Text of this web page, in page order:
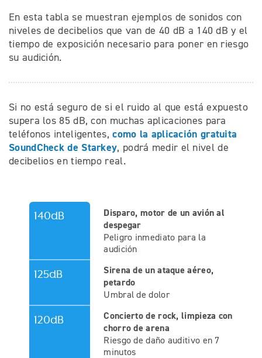
En esta tabla se muestran ejemplos de sonidos con
niveles de decibelios que van de 40 dB a 140 dB y el
tiempo de exposición necesario para poner en riesgo
su audición.
Si no está seguro de si el ruido al que está expuesto
supera los 85 dB, con muchas aplicaciones para
teléfonos inteligentes,como la aplicación gratuita
SoundCheck de Starkey, podrá medir el nivel de
decibelios en tiempo real.
140dB
Disparo, motor de un avión al
despegar
Peligro inmediato para la
audición
125dB
Sirena de un ataque aéreo,
petardo
Umbral de dolor
120dB
Concierto de rock, limpieza con
chorro de arena
Riesgo de daño auditivo en 7
minutos